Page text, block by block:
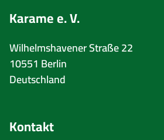
Karame e. V.
Wilhelmshavener Straße 22
10551 Berlin
Deutschland
Kontakt